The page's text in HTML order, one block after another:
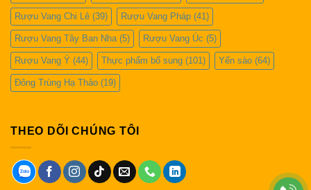
Rượu Vang Chi Lê (39) Rượu Vang Pháp (41)
Rượu Vang Tây Ban Nha (5) Rượu Vang Úc (5)
Rượu Vang Ý (44) Thực phẩm bổ sung (101) Yến sào (64)
Đông Trùng Hạ Thảo (19)
THEO DÕI CHÚNG TÔI